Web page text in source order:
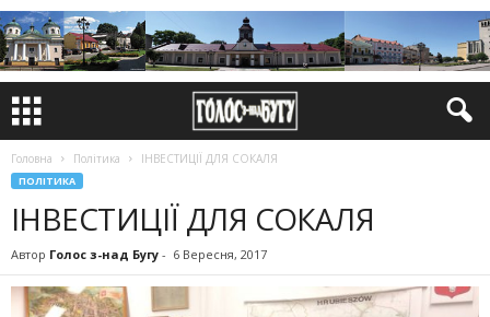
Головна Політика ІНВЕСТИЦІЇ ДЛЯ СОКАЛЯ
ПОЛІТИКА
ІНВЕСТИЦІЇ ДЛЯ СОКАЛЯ
Автор Голос з-над Бугу - 6 Вересня, 2017